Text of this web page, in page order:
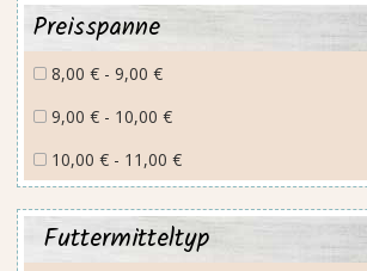
Preisspanne
8,00 € - 9,00 €
9,00 € - 10,00 €
10,00 € - 11,00 €
Futtermitteltyp